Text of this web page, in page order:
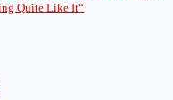
Quite Like It“